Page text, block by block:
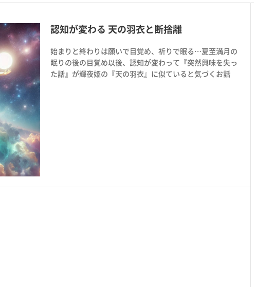
認知が変わる 天の羽衣と断捨離
始まりと終わりは願いで目覚め、祈りで眠る…夏至満月の
眠りの後の目覚め以後、認知が変わって『突然興味を失っ
た話』が輝夜姫の『天の羽衣』に似ていると気づくお話